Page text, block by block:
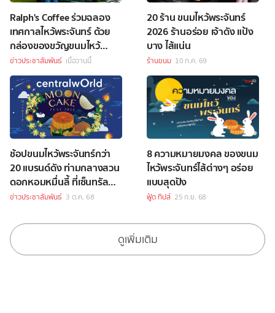
Ralph's Coffee ร่วมฉลอง
เทศกาลไหว้พระจันทร์ ด้วย
กล่องของขวัญขนมไหว้
พระจันทร์สุดพิเศษ
ข่าวประชาสัมพันธ์ เมื่อวานนี้
20 ร้าน ขนมไหว้พระจันทร์
2026 ร้านอร่อย เจ้าดัง แป้ง
บาง ไส้แน่น
ร้านขนม 10 ก.ค. 69
ช้อปขนมไหว้พระจันทร์กว่า
20 แบรนด์ดัง ท่ามกลางสวน
ดอกหอมหมื่นลี้ ที่เซ็นทรัล
เวิลด์
ข่าวประชาสัมพันธ์ 3 ต.ค. 68
8 ความหมายมงคล ของขนม
ไหว้พระจันทร์ไส้ต่างๆ อร่อย
แบบสุดปัง
ฟู้ด ทิปส์ 25 ก.ย. 68
ดูเพิ่มเติม